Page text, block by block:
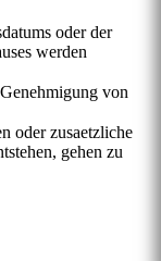
oder der
werden
von
oder zusaetzliche
gehen zu